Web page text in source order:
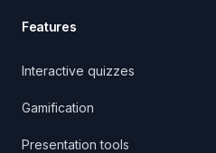
Features
Interactive quizzes
Gamification
Presentation tools